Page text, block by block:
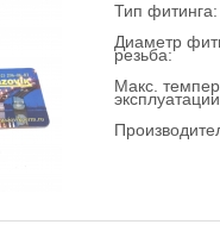
Тип фитинга:
Диаметр
резьба:
Макс.